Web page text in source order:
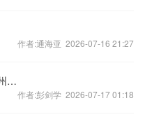
作者:通海亚 2026-07-16 21:27
46万元新车到手4小时就故障了！杭州奔驰车主提车当天方向盘三次卡死，厂家拒绝退换车，“只需升级软件”
作者:彭剑学 2026-07-17 01:18